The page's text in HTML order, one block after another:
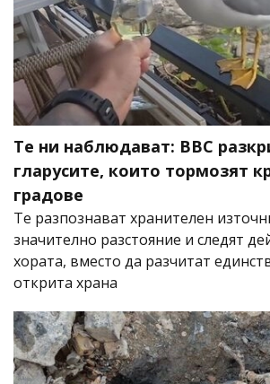
Те ни наблюдават: BBC
гларусите, които тормозят
градове
Те разпознават хранителен
значително разстояние и следят
хората, вместо да разчитат
открита храна